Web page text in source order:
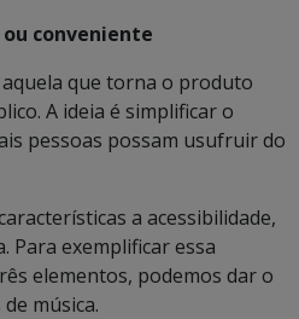
ou conveniente
que torna o produto
A ideia é simplificar o
pessoas possam usufruir do
a acessibilidade,
Para exemplificar essa
elementos, podemos dar o
música.